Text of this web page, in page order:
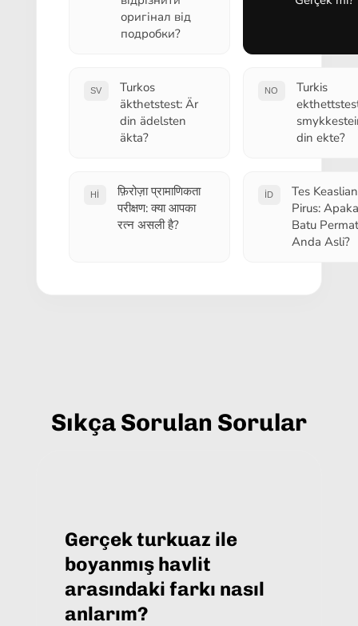
оригінал від
подробки?
SV
Turkos
äkthetstest: Är
din ädelsten
äkta?
NO
Turkis
din ekte?
HI
फ़िरोज़ा प्रामाणिकता
परीक्षण: क्या आपका
रत्न असली है?
ID
Tes Keaslian
Pirus:
Batu
Anda Asli?
Sıkça Sorulan Sorular
Gerçek turkuaz ile
boyanmış havlit
arasındaki farkı nasıl
anlarım?